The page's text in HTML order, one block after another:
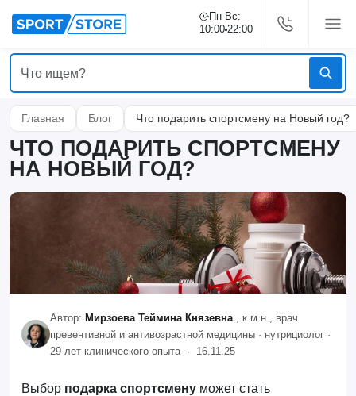
Пн-Вс:
10:00 22:00
Главная Блог Что подарить спортсмену на Новый год?
ЧТО ПОДАРИТЬ СПОРТСМЕНУ
НА НОВЫЙ ГОД?
Автор: Мирзоева Теймина Князевна
, к.м.н., врач
превентивной и антивозрастной медицины · нутрициолог ·
29 лет клинического опыта · 16.11.25
Выбор подарка спортсменуможет стать